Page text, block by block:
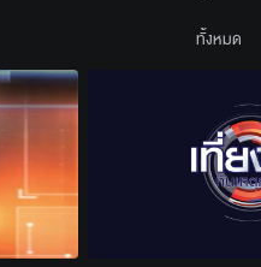
ทั้งหมด